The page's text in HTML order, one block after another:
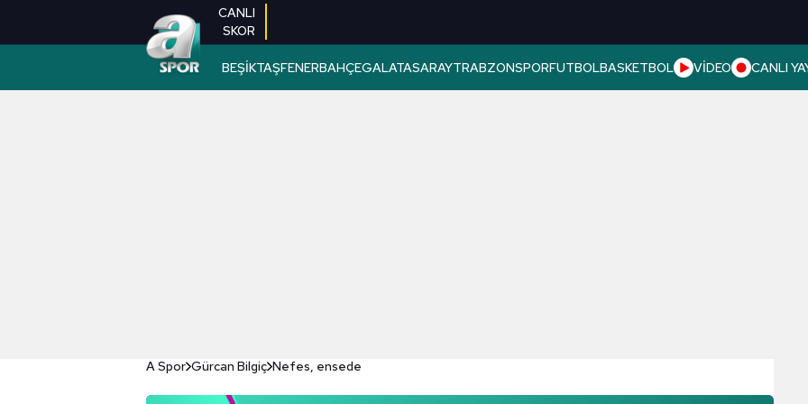
CANLI
SKOR
BEŞİKTAŞFENERBAHÇEGALATASARAYTRABZONSPORFUTBOLBASKETBOL VİDEO CANLI
A Spor Gürcan Bilgiç Nefes, ensede